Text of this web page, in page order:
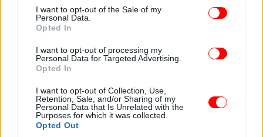
consent section.
I want to opt-out of the Sale of my
Personal Data.
Opted In
I want to opt-out of processing my
Personal Data for Targeted Advertising.
Opted In
I want to opt-out of Collection, Use,
Retention, Sale, and/or Sharing of my
Personal Data that Is Unrelated with the
Purposes for which it was collected.
Opted Out
η οικογένειά της είναι «anti-Hollywood» και ότι οι
γονείς και τα αδέλφια της τη βοηθούν να παραμένει